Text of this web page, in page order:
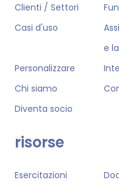
Clienti / Settori
Casi d'uso
e
Personalizzare
Chi siamo
Diventa socio
risorse
Esercitazioni